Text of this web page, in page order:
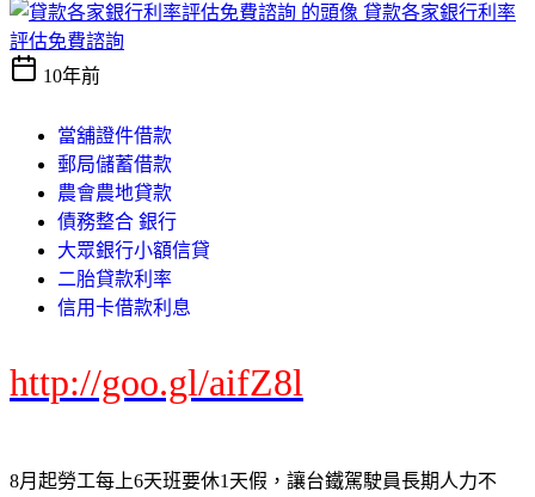
貸款各家銀行利率
評估免費諮詢
10年前
當舖證件借款
郵局儲蓄借款
農會農地貸款
債務整合 銀行
大眾銀行小額信貸
二胎貸款利率
信用卡借款利息
http://goo.gl/aifZ8l
8月起勞工每上6天班要休1天假，讓台鐵駕駛員長期人力不